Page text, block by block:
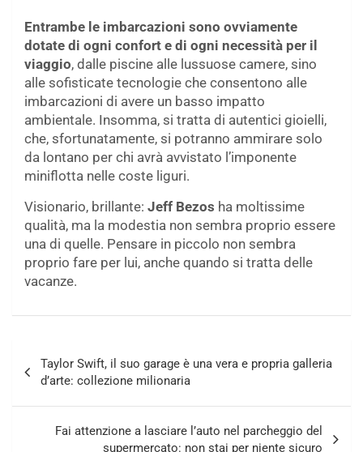
Entrambe le imbarcazioni sono ovviamente
dotate di ogni confort e di ogni necessità per il
viaggio, dalle piscine alle lussuose camere, sino
alle sofisticate tecnologie che consentono alle
imbarcazioni di avere un basso impatto
ambientale. Insomma, si tratta di autentici gioielli,
che, sfortunatamente, si potranno ammirare solo
da lontano per chi avrà avvistato l’imponente
miniflotta nelle coste liguri.
Visionario, brillante: Jeff Bezos ha moltissime
qualità, ma la modestia non sembra proprio essere
una di quelle. Pensare in piccolo non sembra
proprio fare per lui, anche quando si tratta delle
vacanze.
articoli
Taylor Swift, il suo garage è una vera e propria galleria
d’arte: collezione milionaria
Fai attenzione a lasciare l’auto nel parcheggio del
supermercato: non stai per niente sicuro